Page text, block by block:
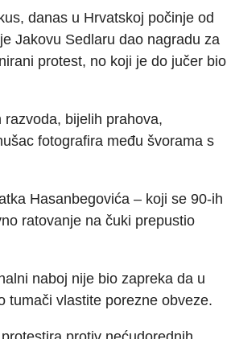
danas u Hrvatskoj počinje od
Jakovu Sedlaru dao nagradu za
protest, no koji je do jučer bio
bijelih prahova,
fotografira među švorama s
Hasanbegovića – koji se 90-ih
ratovanje na čuki prepustio
naboj nije bio zapreka da u
tumači vlastite porezne obveze.